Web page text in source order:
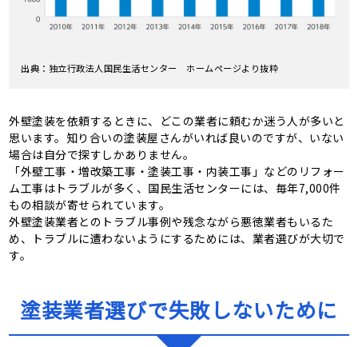
出典：独立行政法人国民生活センター ホームページより抜粋
外壁塗装を依頼するときに、どこの業者に頼むか迷う人が多いと
思います。知り合いの塗装屋さんがいれば良いのですが、いない
場合は自分で探すしかありません。
「外壁工事・増改築工事・塗装工事・内装工事」などのリフォー
ム工事はトラブルが多く、国民生活センターには、毎年7,000件
もの相談が寄せられています。
外壁塗装業者とのトラブル事例や残念ながら悪徳業者もいるた
め、トラブルに遭わないようにするためには、業者選びが大切で
す。
塗装業者選びで失敗しないために